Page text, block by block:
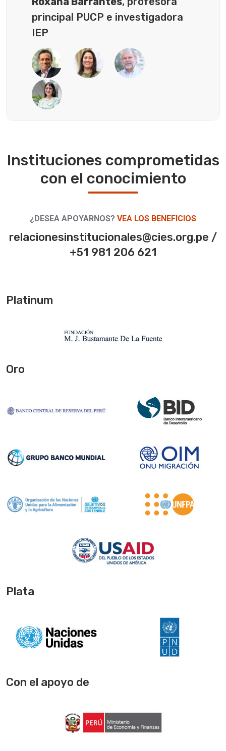
principal PUCP e investigadora
IEP
Instituciones comprometidas
con el conocimiento
¿DESEA APOYARNOS? VEA LOS BENEFICIOS
relacionesinstitucionales@cies.org.pe /
+51 981 206 621
Platinum
Oro
Plata
Con el apoyo de